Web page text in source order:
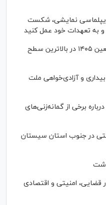
نمایشی، شکست
و به تعهدات خود عمل کنید
رییس ستاد مرکزی اربعین: اربعین ۱۴۰۵ در بالاترین سطح
و آزادی‌خواهی ملت
برخی از گمانه‌زنی‌های
در جنوب استان سیستان
قضایی، امنیتی و اقتصادی